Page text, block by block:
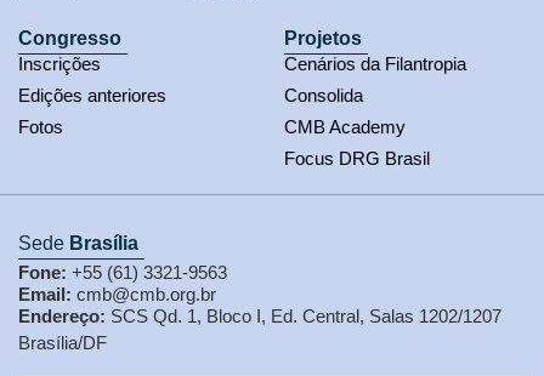
Congresso
Inscrições
Edições anteriores
Fotos
Projetos
Cenários da Filantropia
Consolida
CMB Academy
Focus DRG Brasil
Sede Brasília
Fone: +55 (61) 3321-9563
Email: cmb@cmb.org.br
Endereço: SCS Qd. 1, Bloco I, Ed. Central, Salas 1202/1207
Brasília/DF